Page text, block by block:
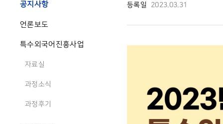
공지사항
언론보도
특수외국어진흥사업
자료실
과정소식
과정후기
등록일 2023.03.31